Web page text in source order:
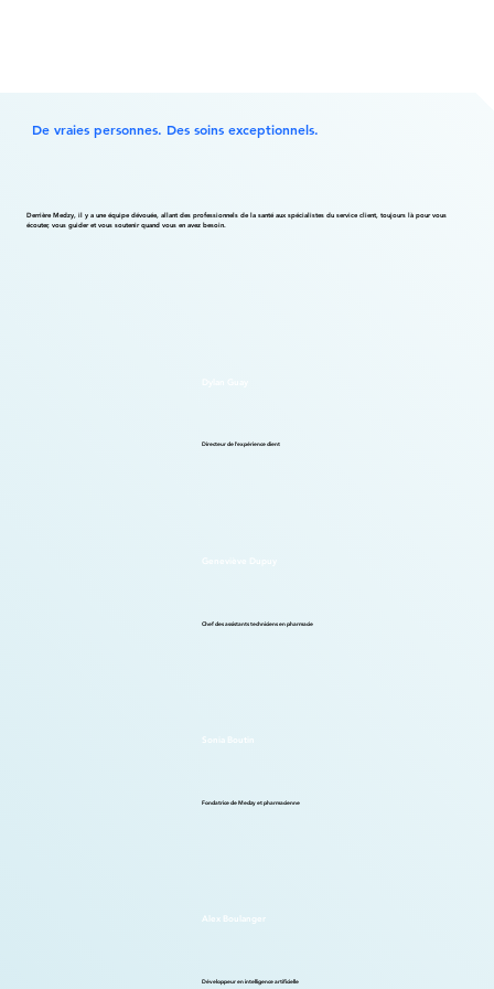
De vraies personnes. Des soins exceptionnels.
Derrière Medzy, il y a une équipe dévouée, allant des professionnels de la santé aux spécialistes du service client, toujours là pour vous
écouter, vous guider et vous soutenir quand vous en avez besoin.
Directeur de l'expérience client
Geneviève Dupuy
Chef des assistants techniciens en pharmacie
Sonia Boutin
Fondatrice de Medzy et pharmacienne
Alex Boulanger
Développeur en intelligence artificielle